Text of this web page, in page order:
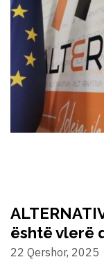
është vlerë
22 Qershor, 2025